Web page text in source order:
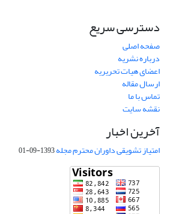
دسترسی سریع
صفحه اصلی
درباره نشریه
اعضای هیات تحریریه
ارسال مقاله
تماس با ما
نقشه سایت
آخرین اخبار
امتیاز تشویقی داوران محترم مجله1393-09-01